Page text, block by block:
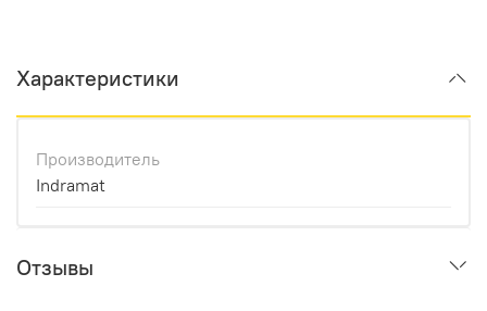
Характеристики
Производитель
Indramat
Отзывы